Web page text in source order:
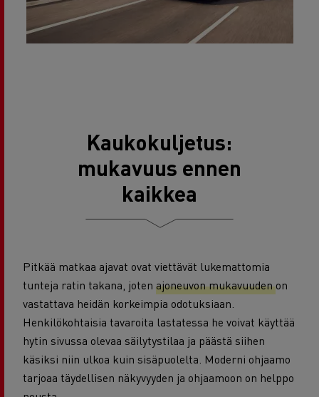
Kaukokuljetus:
mukavuus ennen
kaikkea
Pitkää matkaa ajavat ovat viettävät lukemattomia
tunteja ratin takana, joten ajoneuvon mukavuudenon
vastattava heidän korkeimpia odotuksiaan.
Henkilökohtaisia tavaroita lastatessa he voivat käyttää
hytin sivussa olevaa säilytystilaa ja päästä siihen
käsiksi niin ulkoa kuin sisäpuolelta. Moderni ohjaamo
tarjoaa täydellisen näkyvyyden ja ohjaamoon on helppo